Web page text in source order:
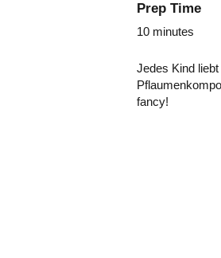
Prep Time
10 minutes
Jedes Kind
fancy!